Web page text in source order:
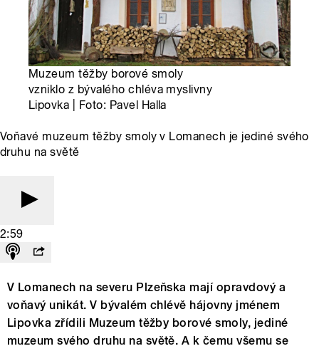
Muzeum těžby borové smoly
vzniklo z bývalého chléva myslivny
Lipovka | Foto: Pavel Halla
Voňavé muzeum těžby smoly v Lomanech je jediné svého
druhu na světě
2:59
V Lomanech na severu Plzeňska mají opravdový a
voňavý unikát. V bývalém chlévě hájovny jménem
Lipovka zřídili Muzeum těžby borové smoly, jediné
muzeum svého druhu na světě. A k čemu všemu se